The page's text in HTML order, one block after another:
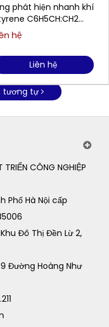
phát hiện nhanh khí
C6H5CH:CH2
No.124L
hệ
Liên hệ
tương tự
CÔNG NGHIỆP
Phố Hà Nội cấp
Đô Thị Đền Lừ 2,
Đường Hoàng Như